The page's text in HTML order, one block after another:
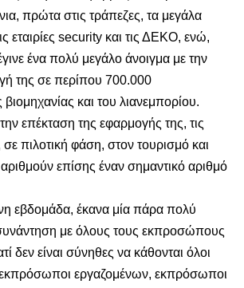
πρώτα στις τράπεζες, τα μεγάλα
εταιρίες security και τις ΔΕΚΟ, ενώ,
ένα πολύ μεγάλο άνοιγμα με την
της σε περίπου 700.000
και του λιανεμπορίου.
επέκταση της εφαρμογής της, τις
πιλοτική φάση, στον τουρισμό και
επίσης έναν σημαντικό αριθμό
εβδομάδα, έκανα μία πάρα πολύ
με όλους τους εκπροσώπους
δεν είναι σύνηθες να κάθονται όλοι
εκπρόσωποι εργαζομένων, εκπρόσωποι